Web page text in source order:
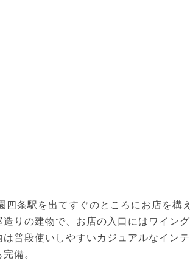
四条駅を出てすぐのところにお店を構
りの建物で、お店の入口にはワイン
普段使いしやすいカジュアルなイン
備。